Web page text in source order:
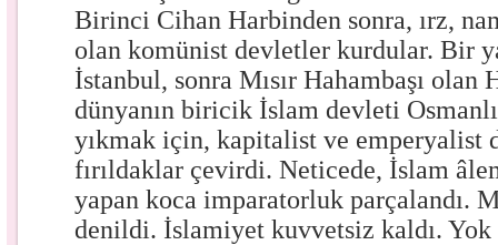
Birinci Cihan Harbinden sonra, ırz,
olan komünist devletler kurdular. Bir
İstanbul, sonra Mısır Hahambaşı olan
dünyanın biricik İslam devleti
yıkmak için, kapitalist ve emperyalist
fırıldaklar çevirdi. Neticede, İslam
yapan koca imparatorluk parçalandı.
denildi. İslamiyet kuvvetsiz kaldı.